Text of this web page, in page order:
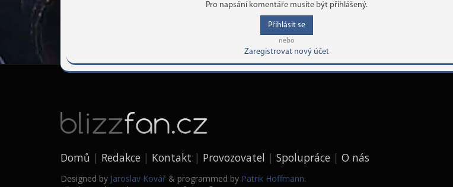
Pro napsání komentáře musíte být přihlášený.
Přihlásit se
nebo
Zaregistrovat nový účet
Domů Redakce Kontakt Provozovatel Spolupráce O nás
Designed by Jaroslav Kovář & programmed by Patrik Hoffmann.